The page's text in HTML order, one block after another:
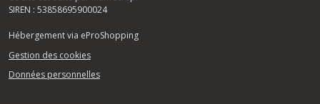
SIREN : 53858695900024
Hébergement via eProShopping
Gestion des cookies
Données personnelles